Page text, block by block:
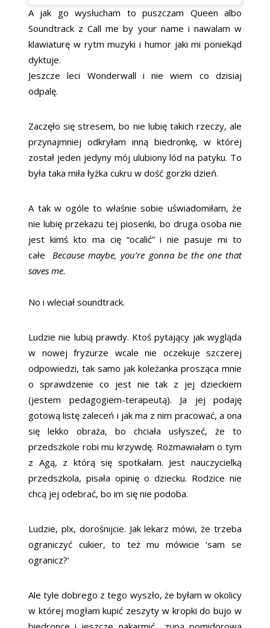
A jak go wysłucham to puszczam Queen albo
Soundtrack z Call me by your name i nawalam w
klawiaturę w rytm muzyki i humor jaki mi poniekąd
dyktuje.
Jeszcze leci Wonderwall i nie wiem co dzisiaj
odpalę.
Zaczęło się stresem, bo nie lubię takich rzeczy, ale
przynajmniej odkryłam inną biedronkę, w której
został jeden jedyny mój ulubiony lód na patyku. To
była taka miła łyżka cukru w dość gorzki dzień.
A tak w ogóle to właśnie sobie uświadomiłam, że
nie lubię przekazu tej piosenki, bo druga osoba nie
jest kimś kto ma cię “ocalić” i nie pasuje mi to
całe Because maybe, you’re gonna be the one that
saves me.
No i wleciał soundtrack.
Ludzie nie lubią prawdy. Ktoś pytający jak wygląda
w nowej fryzurze wcale nie oczekuje szczerej
odpowiedzi, tak samo jak koleżanka prosząca mnie
o sprawdzenie co jest nie tak z jej dzieckiem
(jestem pedagogiem-terapeutą). Ja jej podaję
gotową listę zaleceń i jak ma z nim pracować, a ona
się lekko obraża, bo chciała usłyszeć, że to
przedszkole robi mu krzywdę. Rozmawiałam o tym
z Agą, z którą się spotkałam. Jest nauczycielką
przedszkola, pisała opinię o dziecku. Rodzice nie
chcą jej odebrać, bo im się nie podoba.
Ludzie, plx, dorośnijcie. Jak lekarz mówi, że trzeba
ograniczyć cukier, to też mu mówicie ‘sam se
ogranicz?’
Ale tyle dobrego z tego wyszło, że byłam w okolicy
w której mogłam kupić zeszyty w kropki do bujo w